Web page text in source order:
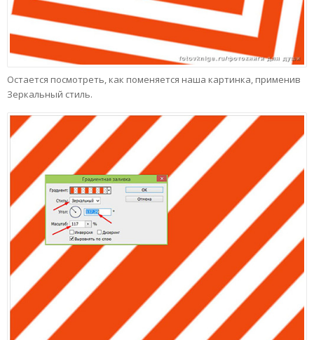
Остается посмотреть, как поменяется наша картинка, применив
Зеркальный стиль.